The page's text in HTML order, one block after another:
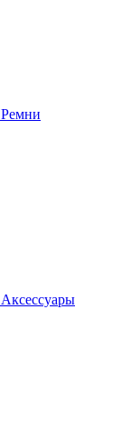
Ремни
Аксессуары